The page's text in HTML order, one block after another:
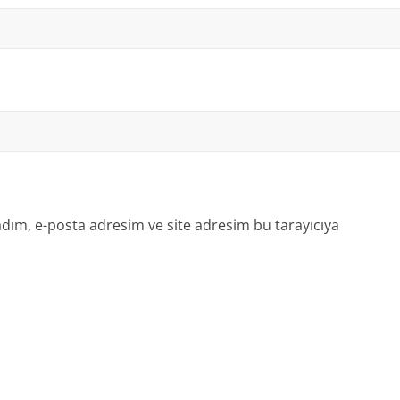
e-posta adresim ve site adresim bu tarayıcıya